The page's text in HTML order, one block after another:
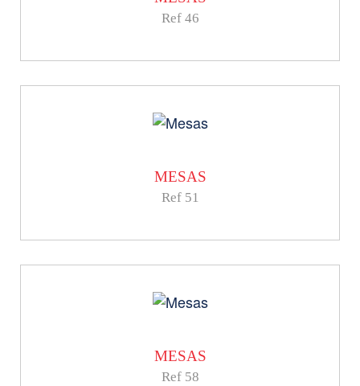
Ref 46
MESAS
Ref 51
MESAS
Ref 58